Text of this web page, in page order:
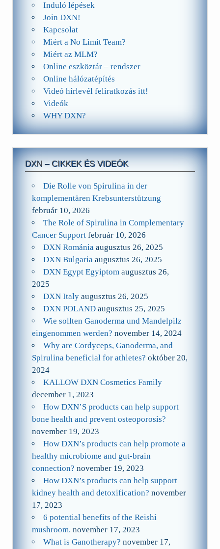
Induló lépések
Join DXN!
Kapcsolat
Miért a No Limit Team?
Miért az MLM?
Online eszköztár – rendszer
Online hálózatépítés
Videó hírlevél feliratkozás itt!
Videók
WHY DXN?
DXN – CIKKEK ÉS VIDEÓK
Die Rolle von Spirulina in der
komplementären Krebsunterstützung
február 10, 2026
The Role of Spirulina in Complementary
Cancer Support február 10, 2026
DXN Románia augusztus 26, 2025
DXN Bulgaria augusztus 26, 2025
DXN Egypt Egyiptom augusztus 26,
2025
DXN Italy augusztus 26, 2025
DXN POLAND augusztus 25, 2025
Wie sollten Ganoderma und Mandelpilz
eingenommen werden? november 14, 2024
Why are Cordyceps, Ganoderma, and
Spirulina beneficial for athletes? október 20,
2024
KALLOW DXN Cosmetics Family
december 1, 2023
How DXN’S products can help support
bone health and prevent osteoporosis?
november 19, 2023
How DXN’s products can help promote a
healthy microbiome and gut-brain
connection? november 19, 2023
How DXN’s products can help support
kidney health and detoxification? november
17, 2023
6 potential benefits of the Reishi
mushroom. november 17, 2023
What is Ganotherapy? november 17,